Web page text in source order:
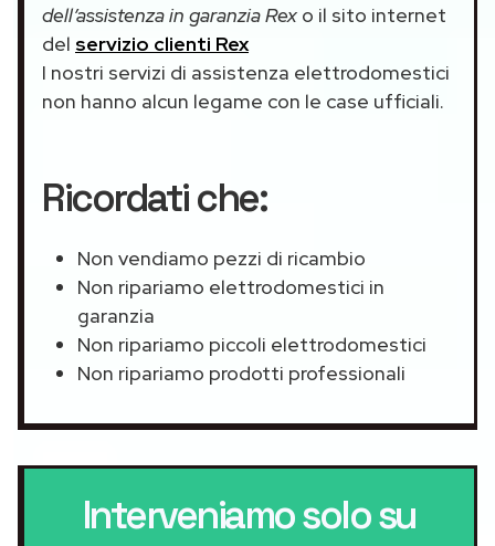
dell’assistenza in garanzia Rex o il sito internet
del servizio clienti Rex
I nostri servizi di assistenza elettrodomestici
non hanno alcun legame con le case ufficiali.
Ricordati che:
Non vendiamo pezzi di ricambio
Non ripariamo elettrodomestici in
garanzia
Non ripariamo piccoli elettrodomestici
Non ripariamo prodotti professionali
Interveniamo solo su